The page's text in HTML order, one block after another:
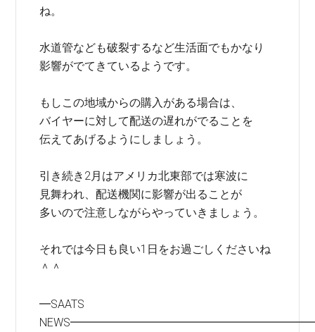
ね。
水道管なども破裂するなど生活面でもかなり
影響がでてきているようです。
もしこの地域からの購入がある場合は、
バイヤーに対して配送の遅れがでることを
伝えてあげるようにしましょう。
引き続き2月はアメリカ北東部では寒波に
見舞われ、配送機関に影響が出ることが
多いので注意しながらやっていきましょう。
それでは今日も良い1日をお過ごしくださいね
＾＾
━SAATS